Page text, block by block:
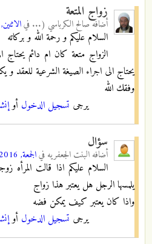
زواج المتعة
أضافهصالح الكرباسي (... فيالاثنين, 14/04/2014 - 21:35
السلام عليكم و رحمة الله و بركاته
الزواج متعة كان ام دائم
يحتاج الى اجراء الصيغة الشرعية للعقد و
وفقك الله
يرجى تسجيل الدخول أو
سؤال
أضافه البنت الجعفريه فيالجمعة, 22/04/2016 - 21:13
السلام عليكم اذا قالت
يلمسها الرجل هل يعتبر هذا زواج
واذا كان يعتبر كيف يمكن فضه
يرجى تسجيل الدخول أو